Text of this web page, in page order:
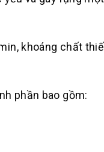
khoáng chất
phần bao gồm: